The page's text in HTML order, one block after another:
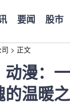
要闻 股市
> 正文
动漫：
温暖